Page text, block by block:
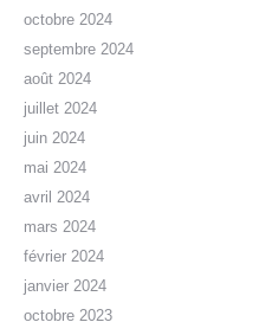
octobre 2024
septembre 2024
août 2024
juillet 2024
juin 2024
mai 2024
avril 2024
mars 2024
février 2024
janvier 2024
octobre 2023